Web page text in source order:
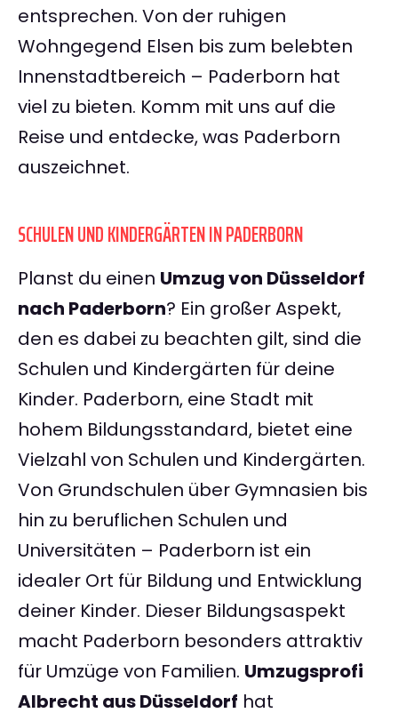
entsprechen. Von der ruhigen
Wohngegend Elsen bis zum belebten
Innenstadtbereich – Paderborn hat
viel zu bieten. Komm mit uns auf die
Reise und entdecke, was Paderborn
auszeichnet.
SCHULEN UND KINDERGÄRTEN IN PADERBORN
Planst du einen Umzug von Düsseldorf
nach Paderborn? Ein großer Aspekt,
den es dabei zu beachten gilt, sind die
Schulen und Kindergärten für deine
Kinder. Paderborn, eine Stadt mit
hohem Bildungsstandard, bietet eine
Vielzahl von Schulen und Kindergärten.
Von Grundschulen über Gymnasien bis
hin zu beruflichen Schulen und
Universitäten – Paderborn ist ein
idealer Ort für Bildung und Entwicklung
deiner Kinder. Dieser Bildungsaspekt
macht Paderborn besonders attraktiv
für Umzüge von Familien. Umzugsprofi
Albrecht aus Düsseldorf hat